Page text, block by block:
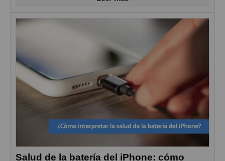
Salud de la batería del iPhone: cómo